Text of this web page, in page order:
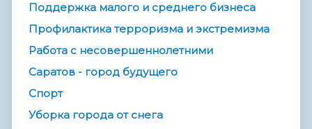
Поддержка малого и среднего бизнеса
Профилактика терроризма и экстремизма
Работа с несовершеннолетними
Саратов - город будущего
Спорт
Уборка города от снега